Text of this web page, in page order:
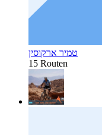
טמיר ארקוסין
15 Routen